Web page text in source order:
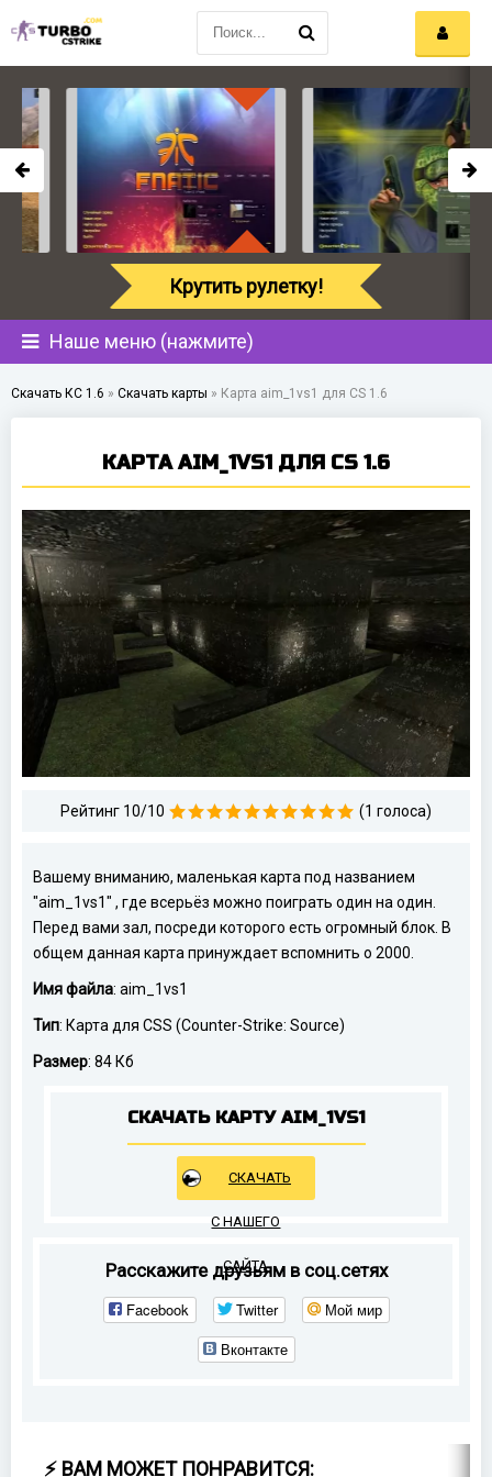
Наше меню (нажмите)
Скачать КС 1.6 » Скачать карты » Карта aim_1vs1 для CS 1.6
КАРТА AIM_1VS1 ДЛЯ CS 1.6
Рейтинг 10/10 (1 голоса)
Вашему вниманию, маленькая карта под названием
"aim_1vs1" , где всерьёз можно поиграть один на один.
Перед вами зал, посреди которого есть огромный блок. В
общем данная карта принуждает вспомнить о 2000.
Имя файла: aim_1vs1
Тип: Карта для CSS (Counter-Strike: Source)
Размер: 84 Кб
СКАЧАТЬ КАРТУ AIM_1VS1
СКАЧАТЬ
С НАШЕГО
САЙТА
Расскажите друзьям в соц.сетях
Facebook Twitter
Мой мир
Вконтакте
⚡ ВАМ МОЖЕТ ПОНРАВИТСЯ:
Крутить рулетку!